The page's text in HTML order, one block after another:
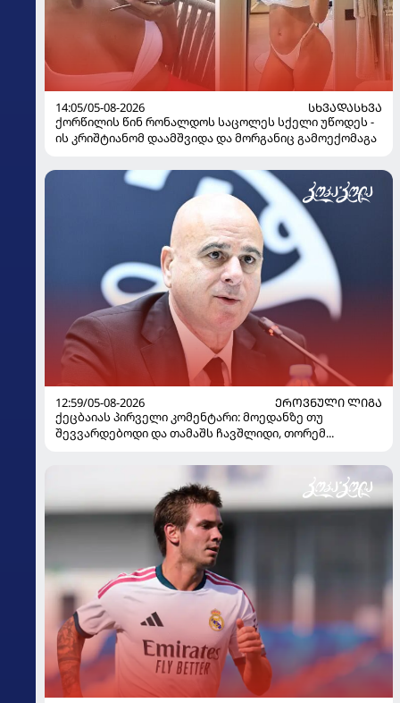
14:05/05-08-2026
ᲡᲮᲕᲐᲓᲐᲡᲮᲕᲐ
ქორწილის წინ რონალდოს საცოლეს სქელი უწოდეს -
ის კრიშტიანომ დაამშვიდა და მორგანიც გამოექომაგა
12:59/05-08-2026
ᲔᲠᲝᲕᲜᲣᲚᲘ ᲚᲘᲒᲐ
ქეცბაიას პირველი კომენტარი: მოედანზე თუ
შევვარდებოდი და თამაშს ჩავშლიდი, თორემ...